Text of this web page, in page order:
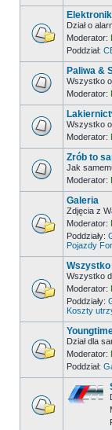
Dział o
Moderator:
Poddział:
Paliwa &
Wszystko
Moderator:
Wszystko
Moderator:
Zrób to
Jak
Moderator:
Galeria
Zdjęcia z
Moderator:
Poddziały:
Pojazdy
Wszystko
Wszystko
Moderator:
Poddziały:
Koszty
Dział dla
Moderator:
Poddział: